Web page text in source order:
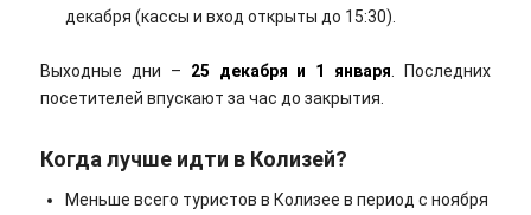
декабря (кассы и вход открыты до 15:30).
Выходные дни – 25 декабря и 1 января . Последних
посетителей впускают за час до закрытия.
Когда лучше идти в Колизей?
Меньше всего туристов в Колизее в период с ноября